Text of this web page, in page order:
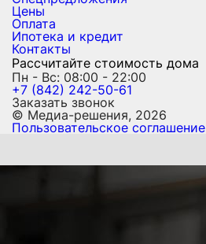
Цены
Оплата
Ипотека и кредит
Контакты
Рассчитайте стоимость дома
Пн - Вс: 08:00 - 22:00
+7 (842) 242-50-61
Заказать звонок
© Медиа-решения, 2026
Пользовательское соглашение